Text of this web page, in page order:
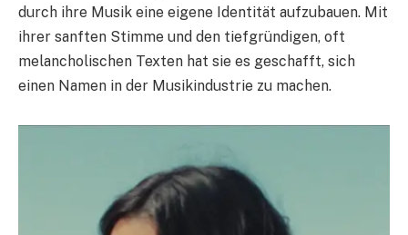
durch ihre Musik eine eigene Identität aufzubauen. Mit
ihrer sanften Stimme und den tiefgründigen, oft
melancholischen Texten hat sie es geschafft, sich
einen Namen in der Musikindustrie zu machen.